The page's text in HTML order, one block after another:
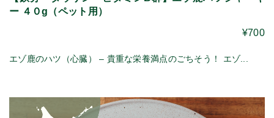
ー ４０g（ペット用）
¥700
エゾ鹿のハツ（心臓） – 貴重な栄養満点のごちそう！ エゾ...